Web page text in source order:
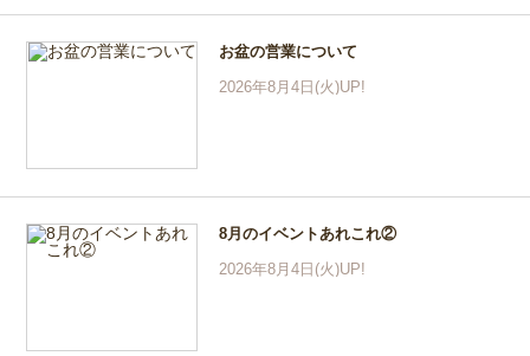
お盆の営業について
2026年8月4日(火)UP!
8月のイベントあれこれ②
2026年8月4日(火)UP!